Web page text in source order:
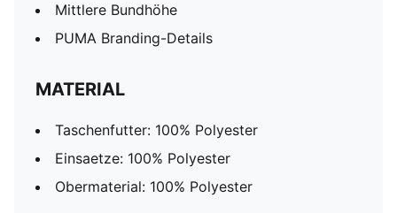
Mittlere Bundhöhe
PUMA Branding-Details
MATERIAL
Taschenfutter: 100% Polyester
Einsaetze: 100% Polyester
Obermaterial: 100% Polyester